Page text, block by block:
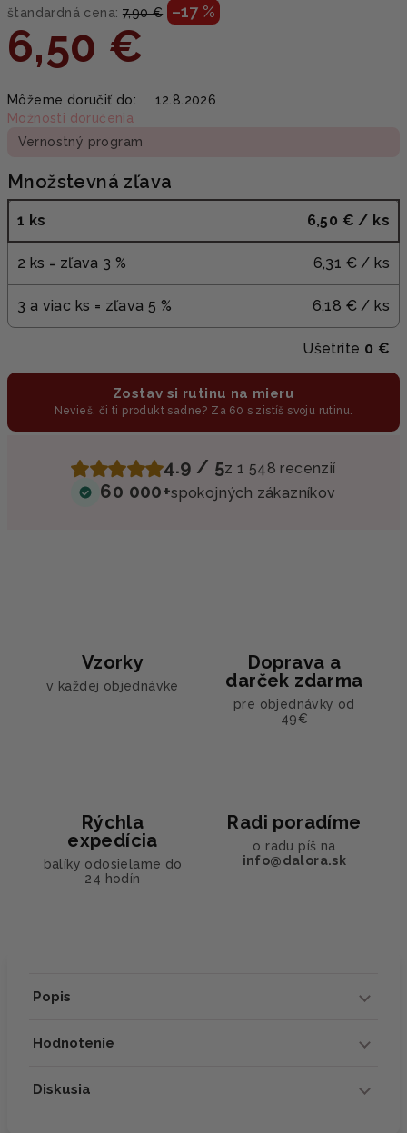
štandardná cena: 7,90 € –17 %
6,50 €
cena:
Môžeme doručiť do:
12.8.2026
Možnosti doručenia
Vernostný program
Množstevná zľava
1 ks 6,50 € / ks
2 ks = zľava 3 % 6,31 € / ks
3 a viac ks = zľava 5 % 6,18 € / ks
Ušetríte 0 €
Zostav si rutinu na mieru
Nevieš, či ti produkt sadne? Za 60 s zistíš svoju rutinu.
4.9 / 5z 1 548 recenzií
60 000+spokojných zákazníkov
Vzorky
v každej objednávke
Doprava a
darček zdarma
pre objednávky od
49€
Rýchla
expedícia
balíky odosielame do
24 hodín
Radi poradíme
o radu píš na
info@dalora.sk
Popis
Hodnotenie
Diskusia